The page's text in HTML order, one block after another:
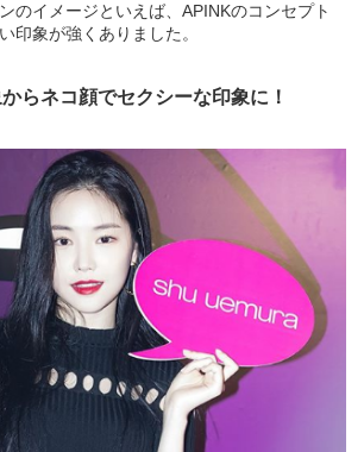
のイメージといえば、APINKのコンセプト
印象が強くありました。
らネコ顔でセクシーな印象に！